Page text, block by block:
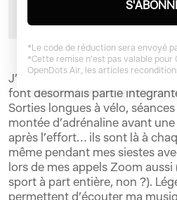
J’utilise les OpenRun Pro 2 et
font désormais partie
Sorties longues à vélo,
montée d’adrénaline avant
après l’effort… ils sont là à
même pendant mes siestes
lors de mes appels Zoom
sport à part entière, non ?).
*Le code de réduction sera envoyé
*Cette remise n’est pas valable pour
OpenDots Air, les articles